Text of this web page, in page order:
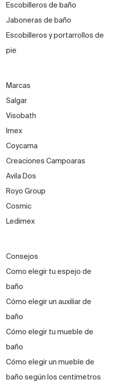
Escobilleros de baño
Jaboneras de baño
Escobilleros y portarrollos de
pie
Marcas
Salgar
Visobath
Imex
Coycama
Creaciones Campoaras
Avila Dos
Royo Group
Cosmic
Ledimex
Consejos
Como elegir tu espejo de
baño
Cómo elegir un auxiliar de
baño
Cómo elegir tu mueble de
baño
Cómo elegir un mueble de
baño según los centímetros